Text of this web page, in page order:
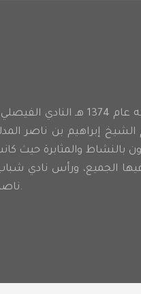
أسس شباب حرمه عام 1374
إبراهيم بن ناصر
بالنشاط والمثابرة حيث
الجميع، ورأس نادي
ناصر المدلج كأول رئيس للنادي.